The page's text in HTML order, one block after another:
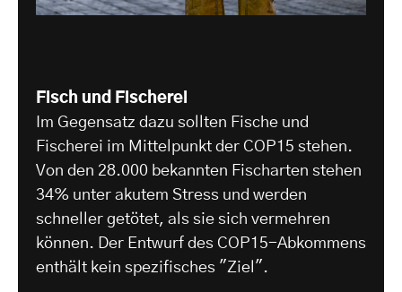
Fisch und Fischerei
Im Gegensatz dazu sollten Fische und
Fischerei im Mittelpunkt der COP15 stehen.
Von den 28.000 bekannten Fischarten stehen
34% unter akutem Stress und werden
schneller getötet, als sie sich vermehren
können. Der Entwurf des COP15-Abkommens
enthält kein spezifisches "Ziel".